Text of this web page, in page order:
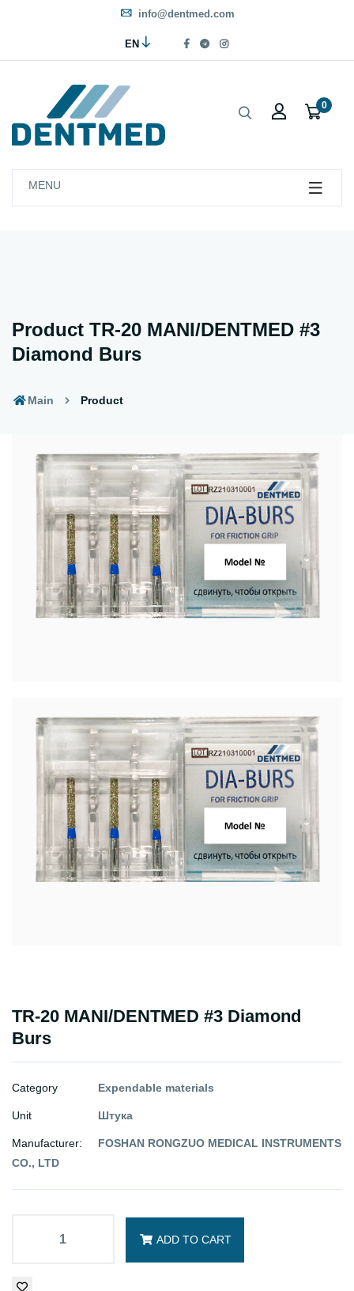
info@dentmed.com
EN
0
MENU
Product TR-20 MANI/DENTMED #3
Diamond Burs
Main Product
TR-20 MANI/DENTMED #3 Diamond
Burs
Category Expendable materials
Unit Штука
Manufacturer:
FOSHAN RONGZUO MEDICAL INSTRUMENTS
CO., LTD
ADD TO CART